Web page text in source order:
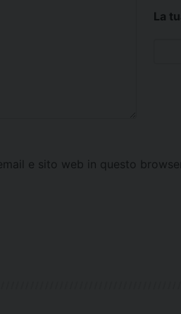
La
e sito web in questo